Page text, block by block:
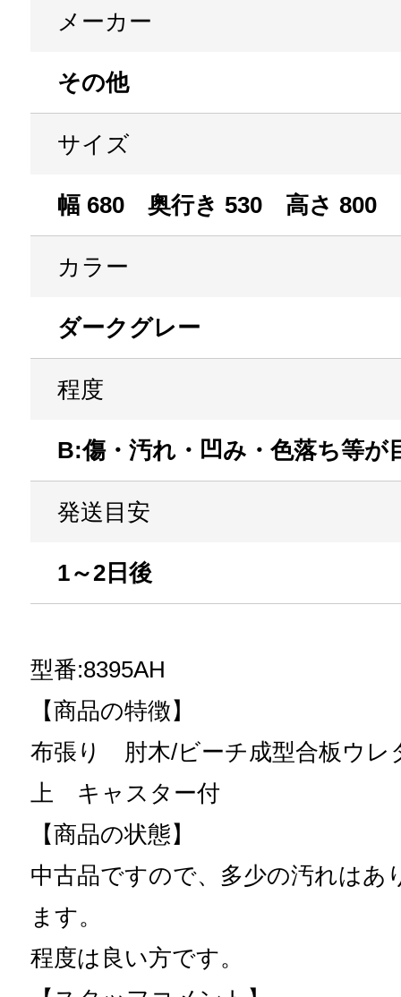
メーカー
その他
サイズ
幅 680 奥行き 530 高さ 800
カラー
ダークグレー
程度
B:傷・汚れ・凹み・色落ち等が
発送目安
1～2日後
型番:8395AH
【商品の特徴】
布張り 肘木/ビーチ成型合板ウレ
上 キャスター付
【商品の状態】
中古品ですので、多少の汚れはあ
ます。
程度は良い方です。